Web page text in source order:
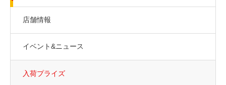
店舗情報
イベント&ニュース
入荷プライズ